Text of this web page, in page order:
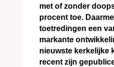
met of zonder
procent toe.
toetredingen een
markante
nieuwste kerkelijke
recent zijn